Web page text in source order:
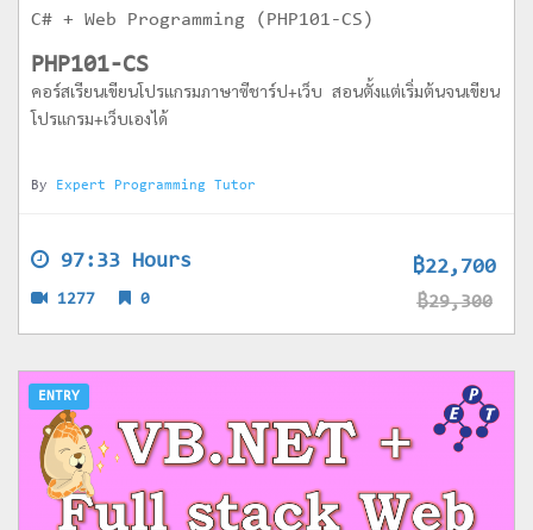
C# + Web Programming (PHP101-CS)
PHP101-CS
คอร์สเรียนเขียนโปรแกรมภาษาซีชาร์ป+เว็บ สอนตั้งแต่เริ่มต้นจนเขียน
โปรแกรม+เว็บเองได้
By Expert Programming Tutor
97:33 Hours ฿22,700
฿29,300
1277 0
ENTRY